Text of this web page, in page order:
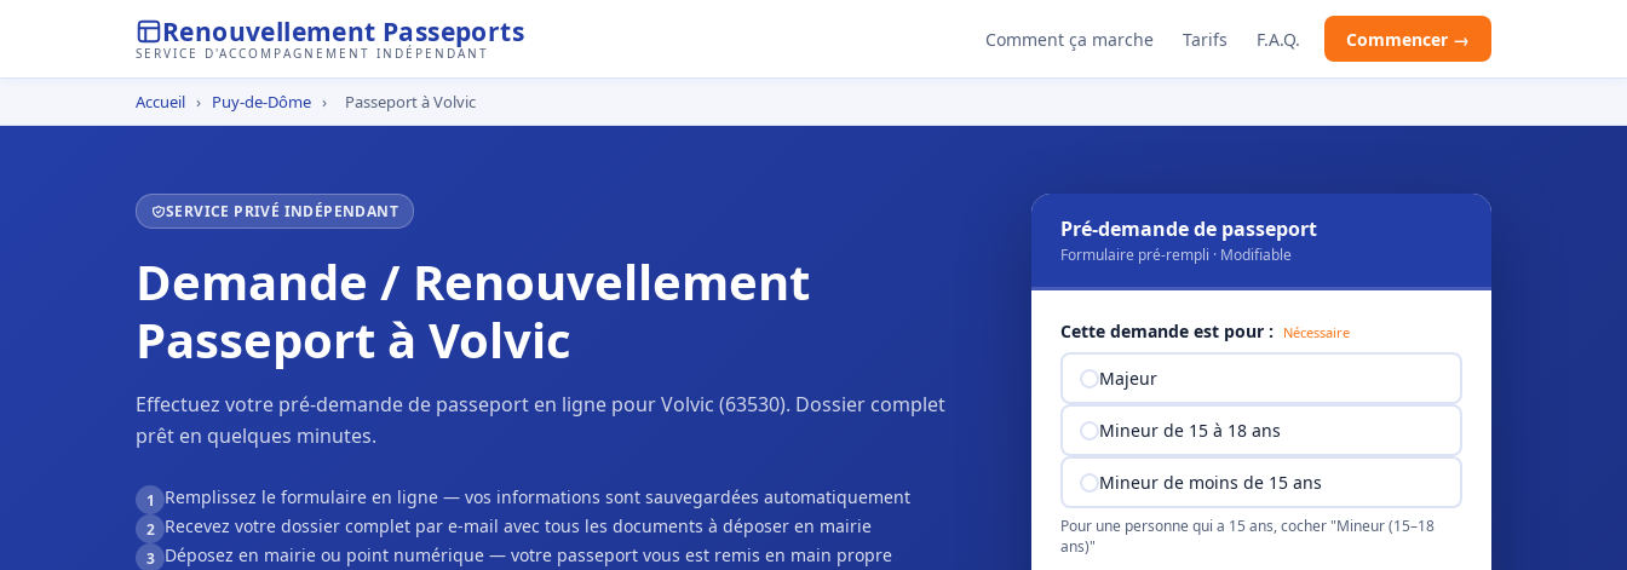
Renouvellement Passeports
SERVICE D'ACCOMPAGNEMENT INDÉPENDANT
Comment ça marche Tarifs F.A.Q. Commencer →
Accueil › Puy-de-Dôme › Passeport à Volvic
SERVICE PRIVÉ INDÉPENDANT
Demande / Renouvellement
Passeport à Volvic
Effectuez votre pré-demande de passeport en ligne pour Volvic (63530). Dossier complet
prêt en quelques minutes.
1 Remplissez le formulaire en ligne — vos informations sont sauvegardées automatiquement
2 Recevez votre dossier complet par e-mail avec tous les documents à déposer en mairie
3 Déposez en mairie ou point numérique — votre passeport vous est remis en main propre
Pré-demande de passeport
Formulaire pré-rempli · Modifiable
Cette demande est pour : Nécessaire
Majeur
Mineur de 15 à 18 ans
Mineur de moins de 15 ans
Pour une personne qui a 15 ans, cocher "Mineur (15–18
ans)"